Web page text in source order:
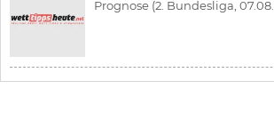
Prognose (2. Bundesliga,